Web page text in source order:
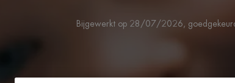
Bijgewerkt op 28/07/2026 ,